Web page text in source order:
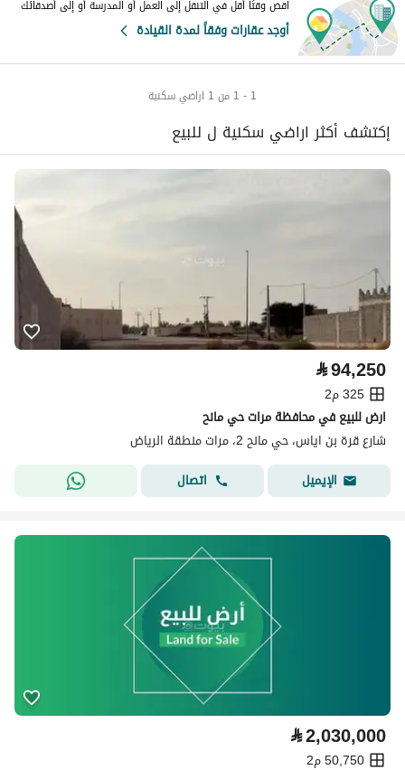
اقض وقتًا أقل في التنقل إلى العمل أو المدرسة أو إلى أصدقائك
أوجد عقارات وفقاً لمدة القيادة
1 - 1 من 1 اراضي سكنية
إكتشف أكثر اراضي سكنية ل للبيع
⃁94,250
325 م2
ارض للبيع في محافظة مرات حي مانح
شارع قرة بن اياس، حي مانح 2، مرات منطقة الرياض
الإيميل
اتصال
⃁2,030,000
50,750 م2